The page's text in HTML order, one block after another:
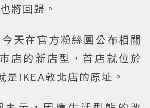
將回歸。
天在官方粉絲團公布相關
店的新店型，首店就位於
是IKEA敦北店的原址。